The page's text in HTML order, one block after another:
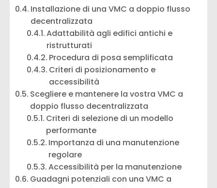
Installazione di una VMC a doppio flusso
decentralizzata
Adattabilità agli edifici antichi e
ristrutturati
Procedura di posa semplificata
Criteri di posizionamento e
accessibilità
Scegliere e mantenere la vostra VMC a
doppio flusso decentralizzata
Criteri di selezione di un modello
performante
Importanza di una manutenzione
regolare
Accessibilità per la manutenzione
Guadagni potenziali con una VMC a